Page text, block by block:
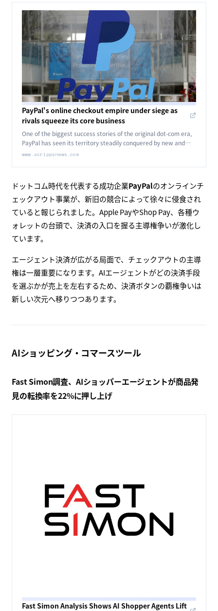
PayPal's online checkout empire under siege as
rivals squeeze its core business
One of the biggest success stories of the original dot-com era,
PayPal has seen its territory steadily conquered by new and
existing competitors.
www.scrippsnews.com
ドットコム時代を代表する成功企業PayPalのオンラインチ
ェックアウト事業が、新旧の競合によって徐々に侵食され
ていると報じられました。Apple PayやShop Pay、各種ウ
ォレットの台頭で、決済の入口を握る主導権争いが激化し
ています。
エージェント決済が広がる局面で、チェックアウトの主導
権は一層重要になります。AIエージェントがどの決済手段
を選ぶかが売上を左右するため、決済ボタンの覇権争いは
新しい次元へ移りつつあります。
AIショッピング・コマースツール
Fast Simon調査、AIショッパーエージェントが商品発
見の転換率を22%に押し上げ
Fast Simon Analysis Shows AI Shopper Agents Lift